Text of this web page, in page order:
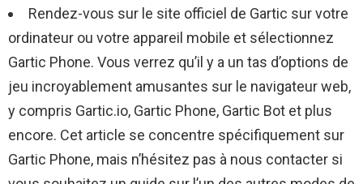
Rendez-vous sur le site officiel de Gartic sur votre
ordinateur ou votre appareil mobile et sélectionnez
Gartic Phone. Vous verrez qu’il y a un tas d’options de
jeu incroyablement amusantes sur le navigateur web,
y compris Gartic.io, Gartic Phone, Gartic Bot et plus
encore. Cet article se concentre spécifiquement sur
Gartic Phone, mais n’hésitez pas à nous contacter si